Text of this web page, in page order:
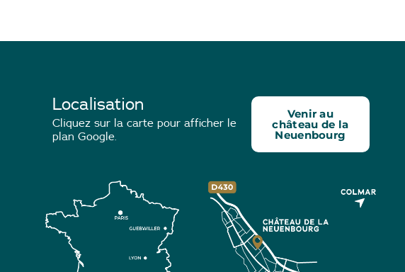
Localisation
Cliquez sur la carte pour afficher le
plan Google.
Venir au
château de la
Neuenbourg